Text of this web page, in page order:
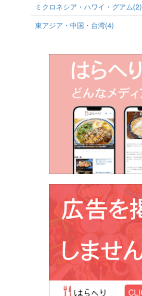
ミクロネシア・ハワイ・グアム(2)
東アジア・中国・台湾(4)